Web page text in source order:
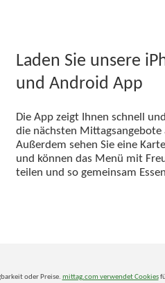
Laden Sie unsere
und Android App
Die App zeigt Ihnen schnell
die nächsten Mittagsangebote
Außerdem sehen Sie eine
und können das Menü mit
teilen und so gemeinsam
oder Preise. mittag.com verwendet Cookies